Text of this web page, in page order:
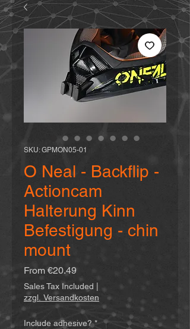
SKU: GPMON05-01
O Neal - Backflip -
Actioncam
Halterung Kinn
Befestigung - chin
mount
From €20.49Sale
Price
Sales Tax Included
zzgl. Versandkosten
Include adhesive? *